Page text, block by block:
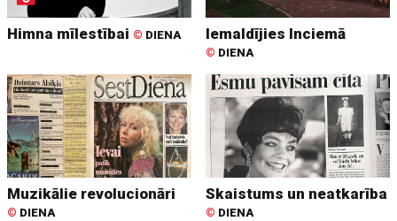
Himna mīlestībai © DIENA Iemaldījies Inciemā
© DIENA
Muzikālie revolucionāri
© DIENA
Skaistums un neatkarība
© DIENA